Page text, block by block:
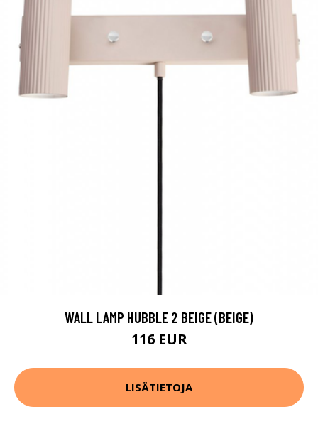
WALL LAMP HUBBLE 2 BEIGE (BEIGE)
116 EUR
LISÄTIETOJA